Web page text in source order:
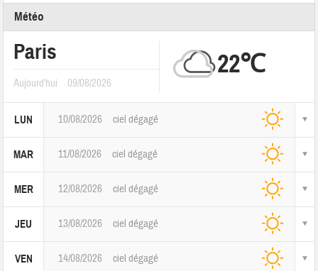
Météo
Paris
Aujourd'hui 09/08/2026
22℃
LUN 10/08/2026 ciel dégagé
MAR 11/08/2026 ciel dégagé
MER 12/08/2026 ciel dégagé
JEU 13/08/2026 ciel dégagé
VEN 14/08/2026 ciel dégagé